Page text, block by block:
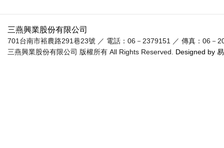
三燕興業股份有限公司
701台南市裕農路291巷23號 ／ 電話：06－2379151 ／ 傳真：06
三燕興業股份有限公司 版權所有 All Rights Reserved.
Designed by